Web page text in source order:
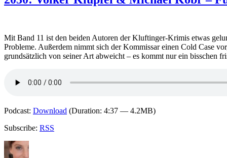
Mit Band 11 ist den beiden Autoren der Kluftinger-Krimis etwas
Probleme. Außerdem nimmt sich der Kommissar einen Cold Case
grundsätzlich von seiner Art abweicht – es kommt nur ein bisschen
Podcast: Download (Duration: 4:37 — 4.2MB)
Subscribe: RSS
Autor